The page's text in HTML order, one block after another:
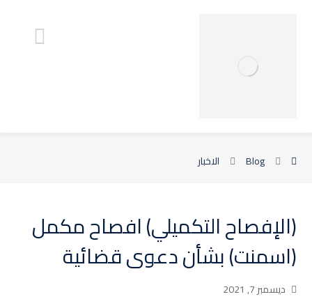
Blog الاخبار
(الإفصاح التكميلي) افصاح مكمل
(اسمنت) بشأن دعوى قضائية
ديسمبر 7, 2021